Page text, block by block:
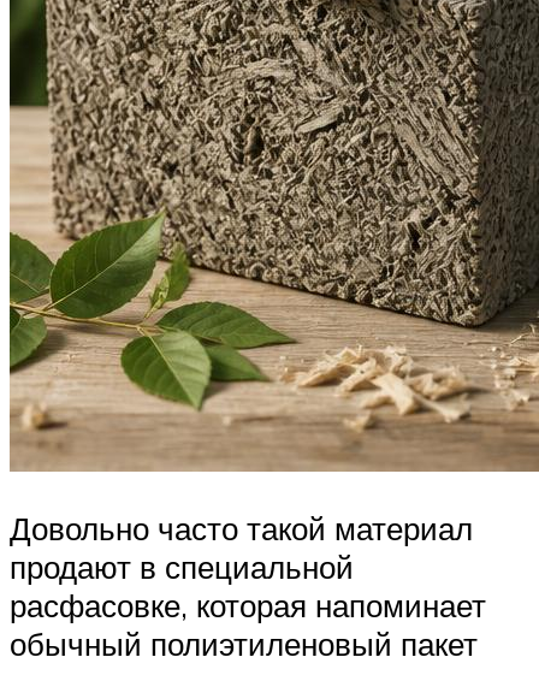
Довольно часто такой материал
продают в специальной
расфасовке, которая напоминает
обычный полиэтиленовый пакет